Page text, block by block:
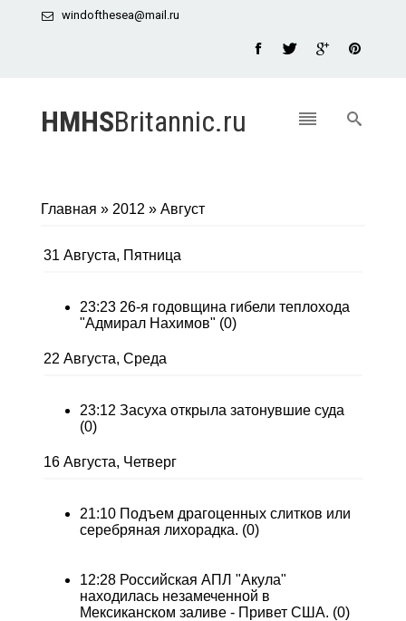
windofthesea@mail.ru
HMHSBritannic.ru
Главная » 2012 » Август
31 Августа, Пятница
23:23 26-я годовщина гибели теплохода
"Адмирал Нахимов" (0)
22 Августа, Среда
23:12 Засуха открыла затонувшие суда
(0)
16 Августа, Четверг
21:10 Подъем драгоценных слитков или
серебряная лихорадка. (0)
12:28 Российская АПЛ "Акула"
находилась незамеченной в
Мексиканском заливе - Привет США. (0)